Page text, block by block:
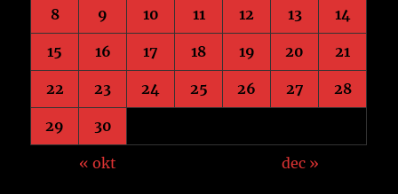
8 9 10 11 12 13 14
15 16 17 18 19 20 21
22 23 24 25 26 27 28
29 30
« okt dec »